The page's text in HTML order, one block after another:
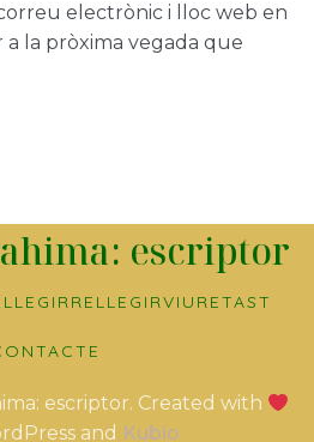
electrònic i lloc web en
la pròxima vegada que
escriptor
LLEGIRRELLEGIRVIURETAST
escriptor. Created with
and Kubio